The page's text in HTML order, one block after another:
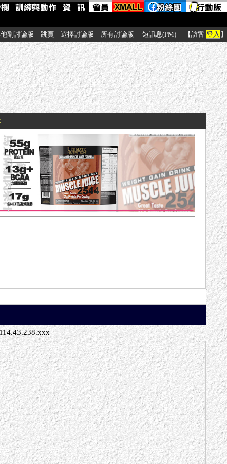
副討論版 跳頁 選擇討論版 所有討論版 短訊息(PM) 【訪客 登入 】
114.43.238.xxx